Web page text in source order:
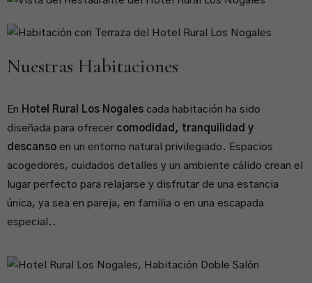
Nuestras Habitaciones
En Hotel Rural Los Nogales cada habitación ha sido
diseñada para ofrecer comodidad, tranquilidad y
descanso en un entorno natural privilegiado. Espacios
acogedores, cuidados detalles y un ambiente cálido crean el
lugar perfecto para relajarse y disfrutar de una estancia
única, ya sea en pareja, en familia o en una escapada
especial..